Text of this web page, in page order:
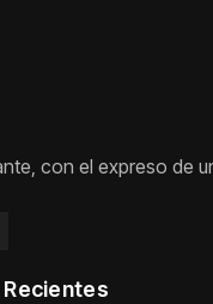
con el expreso de